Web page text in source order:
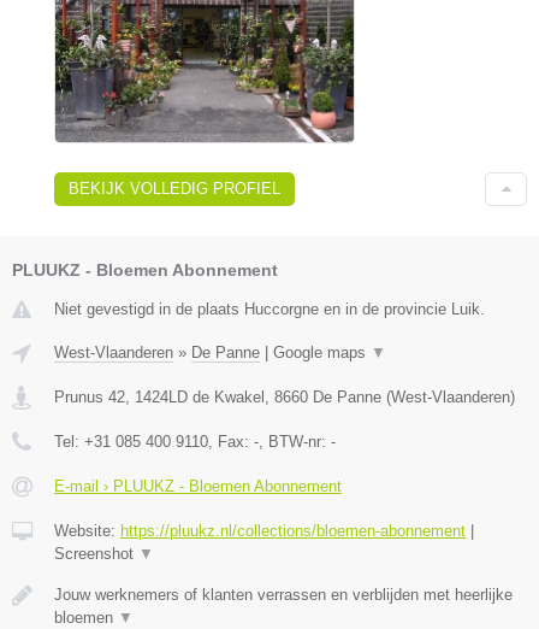
BEKIJK VOLLEDIG PROFIEL
PLUUKZ - Bloemen Abonnement
Niet gevestigd in de plaats Huccorgne en in de provincie Luik.
West-Vlaanderen » De Panne Google maps ▼
Prunus 42, 1424LD de Kwakel , 8660 De Panne (West-Vlaanderen)
Tel: +31 085 400 9110, Fax: -, BTW-nr: -
E-mail › PLUUKZ - Bloemen Abonnement
Website: https://pluukz.nl/collections/bloemen-abonnement
Screenshot ▼
Jouw werknemers of klanten verrassen en verblijden met heerlijke
bloemen ▼